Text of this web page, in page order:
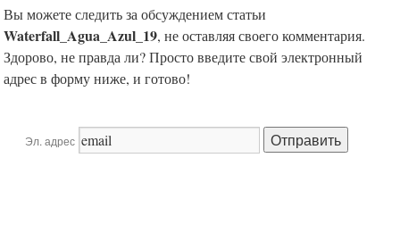
Вы можете следить за обсуждением статьи
Waterfall_Agua_Azul_19, не оставляя своего комментария.
Здорово, не правда ли? Просто введите свой электронный
адрес в форму ниже, и готово!
Эл. адрес